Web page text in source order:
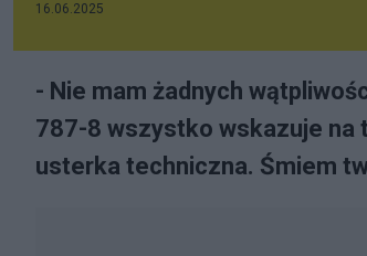
16.06.2025
- Nie mam żadnych
787-8 wszystko wskazuje na
usterka techniczna. Śmiem